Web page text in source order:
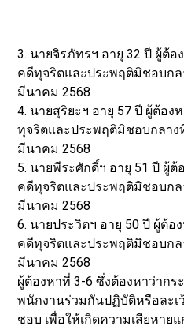
3. นายจิรภัทรฯ อายุ 32 ปี ผู้ต้
คดีทุจริตและประพฤติมิชอบกล
มีนาคม 2568
4. นายสุริยะฯ อายุ 57 ปี ผู้ต้อ
ทุจริตและประพฤติมิชอบกลาง
มีนาคม 2568
5. นายพีระศักดิ์ฯ อายุ 51 ปี ผู้
คดีทุจริตและประพฤติมิชอบกล
มีนาคม 2568
6. นายประวิตฯ อายุ 50 ปี ผู้ต้
คดีทุจริตและประพฤติมิชอบกล
มีนาคม 2568
ผู้ต้องหาที่ 3-6 ซึ่งต้องหาว่ากร
พนักงานร่วมกันปฏิบัติหรือละ
ชอบ เพื่อให้เกิดความเสียหาย